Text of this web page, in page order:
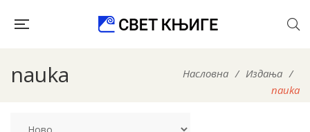
nauka Насловна / Издања /
nauka